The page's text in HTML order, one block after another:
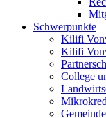
Schwerpunkte
Kilifi
Kilifi
College